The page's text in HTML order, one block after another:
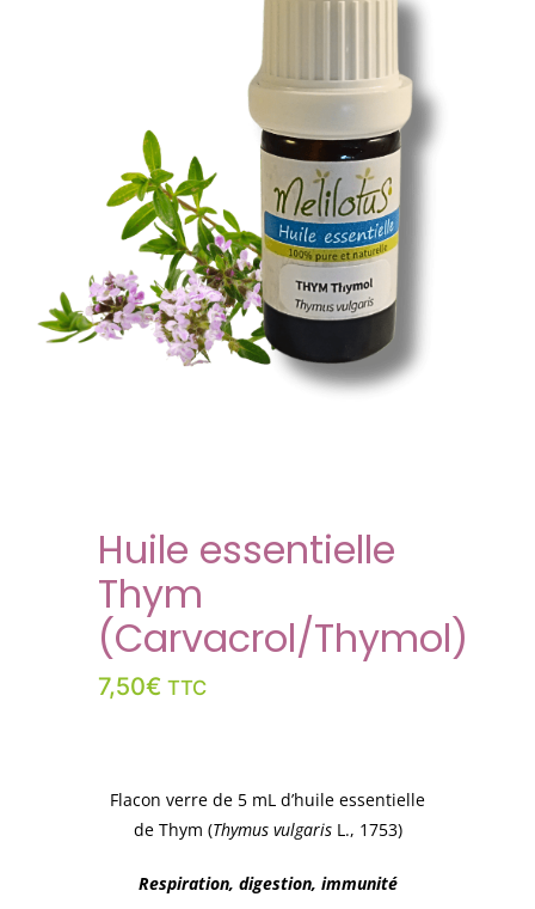
Ateliers & Formations
Huile essentielle
Thym
(Carvacrol/Thymol)
7,50€ TTC
Flacon verre de 5 mL d’huile essentielle
de Thym (Thymus vulgarisL., 1753)
Respiration, digestion, immunité